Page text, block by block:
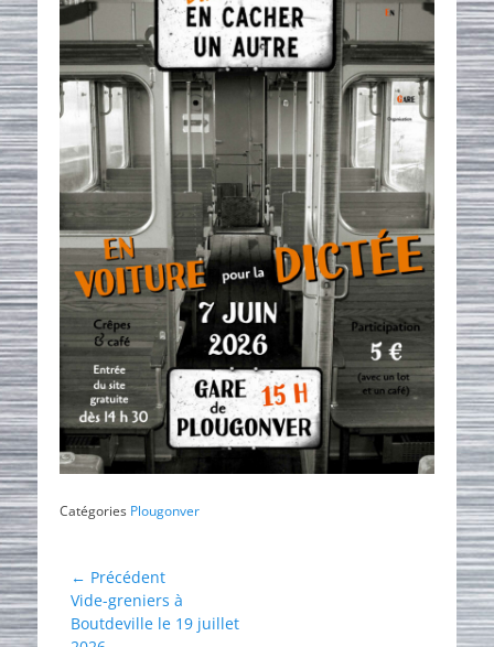
Catégories Plougonver
Navigation
de
l’article
← Précédent
Article
précédent :
Vide-greniers à
Boutdeville le 19 juillet